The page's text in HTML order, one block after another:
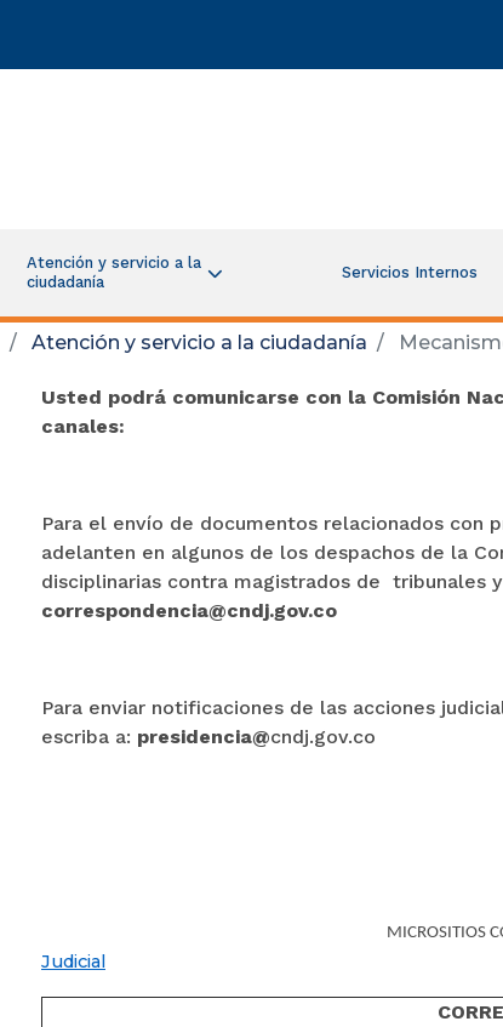
Atención y servicio a la
ciudadanía
Servicios Internos
Atención y servicio a la ciudadanía
Usted podrá comunicarse con la Comisión
canales:
Para el envío de documentos relacionados con
adelanten en algunos de los despachos de la
disciplinarias contra magistrados de tribunales
correspondencia@cndj.gov.co
Para enviar notificaciones de las acciones
escriba a: presidencia@cndj.gov.co
MICROSITIOS
Judicial